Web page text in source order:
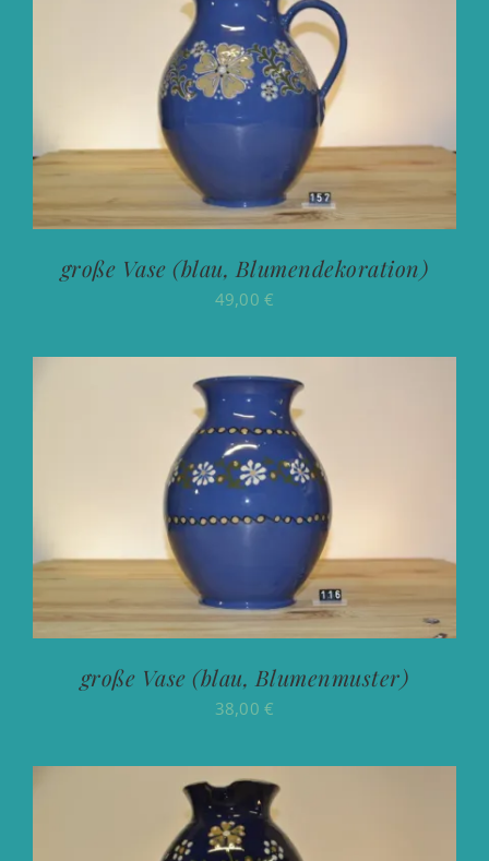
große Vase (blau, Blumendekoration)
49,00€
große Vase (blau, Blumenmuster)
38,00€